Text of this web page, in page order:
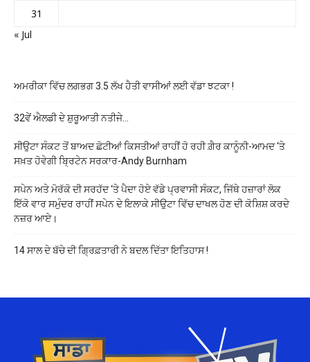
31
« Jul
ਅਮਰੀਕਾ ਵਿੱਚ ਲਗਭਗ 3.5 ਲੱਖ ਹੈਤੀ ਵਾਸੀਆਂ ਲਈ ਵੱਡਾ ਝਟਕਾ !
32ਵੇਂ ਐਲਡੀ ਦੇ ਸ਼ੁਰੂਆਤੀ ਨਤੀਜੇ…
ਸੀਉਟਾ ਸੰਕਟ ਤੋਂ ਬਾਅਦ ਛੋਟੀਆਂ ਕਿਸਤੀਆਂ ਰਾਹੀਂ ਹੋ ਰਹੀ ਗ਼ੈਰ ਕਾਨੂੰਨੀ-ਆਮਦ ‘ਤੇ
ਸਖ਼ਤ ਹੋਵੇਗੀ ਬ੍ਰਿਟੇਨ ਸਰਕਾਰ-Andy Burnham
ਸਪੇਨ ਅਤੇ ਮੋਰੱਕੋ ਦੀ ਸਰਹੱਦ ‘ਤੇ ਪੈਦਾ ਹੋਏ ਵੱਡੇ ਪ੍ਰਵਾਸੀ ਸੰਕਟ, ਜਿੱਥੇ ਹਜ਼ਾਰਾਂ ਲੋਕ
ਇੱਕੋ ਵਾਰ ਸਮੁੰਦਰ ਰਾਹੀਂ ਸਪੇਨ ਦੇ ਇਲਾਕੇ ਸੀਉਟਾ ਵਿੱਚ ਦਾਖਲ ਹੋਣ ਦੀ ਕੋਸ਼ਿਸ਼ ਕਰਦੇ
ਨਜ਼ਰ ਆਏ।
14 ਸਾਲ ਦੇ ਬੱਚੇ ਦੀ ਗ੍ਰਿਫ਼ਤਾਰੀ ਨੇ ਬਦਲ ਦਿੱਤਾ ਇਤਿਹਾਸ !